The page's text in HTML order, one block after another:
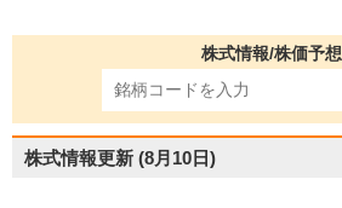
株式情報/株価予想
株式情報更新 (8月10日)